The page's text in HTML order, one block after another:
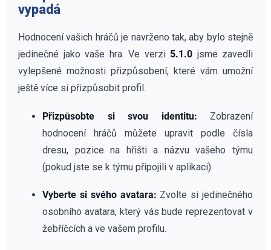
vypadá
Hodnocení vašich hráčů je navrženo tak, aby bylo stejně
jedinečné jako vaše hra. Ve verzi 5.1.0 jsme zavedli
vylepšené možnosti přizpůsobení, které vám umožní
ještě více si přizpůsobit profil:
Přizpůsobte si svou identitu: Zobrazení
hodnocení hráčů můžete upravit podle čísla
dresu, pozice na hřišti a názvu vašeho týmu
(pokud jste se k týmu připojili v aplikaci).
Vyberte si svého avatara: Zvolte si jedinečného
osobního avatara, který vás bude reprezentovat v
žebříčcích a ve vašem profilu.